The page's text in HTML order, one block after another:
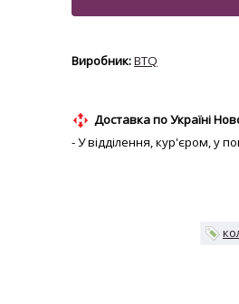
BTQ
Доставка по Україні
- У відділення, кур'єром, у